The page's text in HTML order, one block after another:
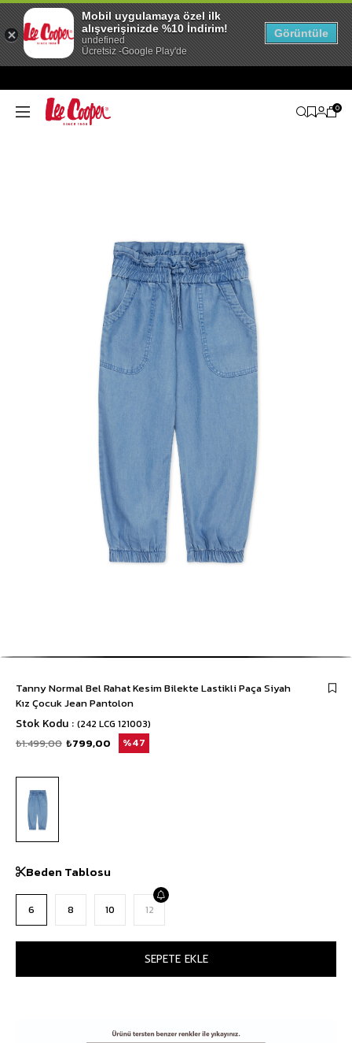
0
Tanny Normal Bel Rahat Kesim Bilekte Lastikli Paça Siyah
Kız Çocuk Jean Pantolon
Stok Kodu (242 LCG 121003)
₺1.499,00 ₺799,00 47
Beden Tablosu
6 8 10 12
Mobil uygulamaya özel ilk
alışverişinizde %10 İndirim!
undefined
Ücretsiz -Google Play'de
Görüntüle